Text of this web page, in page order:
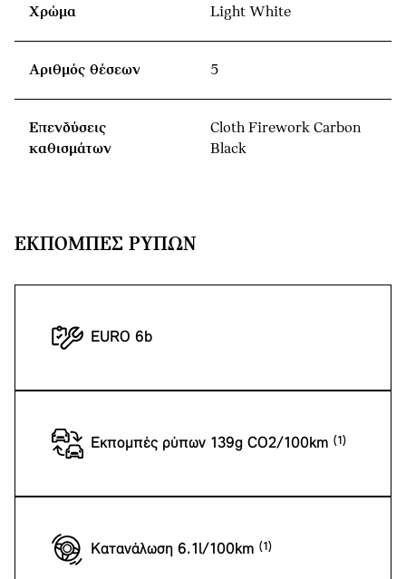
Χρώμα Light White
Αριθμός θέσεων 5
Επενδύσεις
καθισμάτων
Cloth Firework Carbon
Black
ΕΚΠΟΜΠΈΣ ΡΎΠΩΝ
EURO 6b
Εκπομπές ρύπων 139g CO2/100km
Κατανάλωση 6.1l/100km